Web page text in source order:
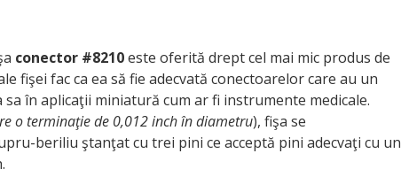
conector #8210este oferită drept cel mai mic produs de
fişei fac ca ea să fie adecvată conectoarelor care au un
în aplicaţii miniatură cum ar fi instrumente medicale.
o terminaţie de 0,012 inch în diametru), fişa se
beriliu ştanţat cu trei pini ce acceptă pini adecvaţi cu un